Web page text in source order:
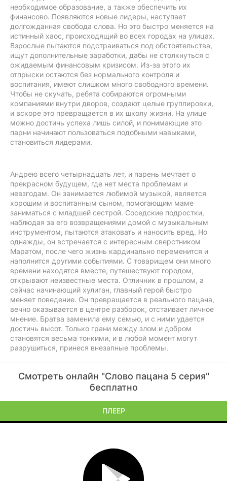
необходимое образование, а также обеспечить их
финансово. Появляются новые лидеры, наступает
долгожданная свобода слова. Но это быстро меняется на
истинный хаос, происходящий во всех городах на улицах.
Взрослые пытаются подстраиваться под обстоятельства,
ищут дополнительные заработки, дабы не столкнуться с
ожидаемым финансовым кризисом. Из-за этого их
отпрыски остаются без нормального контроля и
воспитания, имеют слишком много свободного времени.
Чтобы не скучать, ребята собираются огромными
компаниями внутри дворов, создают целые группировки,
и вскоре это превращается в их школу жизни. На улице
можно достичь успеха лишь силой, и понимающие это
парни начинают пользоваться подобными навыками,
становиться лидерами.
Андрею всего четырнадцать лет, и парень мечтает о
прекрасном будущем, где нет места проблемам и
невзгодам. Он занимается любимой музыкой, является
хорошим и воспитанным сыном, помогающим маме
заниматься с младшей сестрой. Соседские подростки,
наблюдая за его возвращениями домой с музыкальным
инструментом, пытаются атаковать и наносить вред. Но
однажды, он встречается с интересным сверстником
Маратом, после чего жизнь кардинально переменится и
наполнится другими событиями. С товарищем они много
времени находятся вместе, путешествуют городом,
открывают неизвестные места. Отличник в прошлом, а
сейчас начинающий хулиган, главный герой быстро
меняет поведение. Он превращается в реального пацана,
вечно оказывается в центре разборок, отстаивает личное
мнение. Братва заменила ему семью, и с ними удается
достичь высот. Только грани между злом и добром
становятся весьма тонкими, и в любой момент могут
разрушиться, принеся внезапные проблемы.
Смотреть онлайн "Слово пацана 5 серия"
бесплатно
ПЛЕЕР